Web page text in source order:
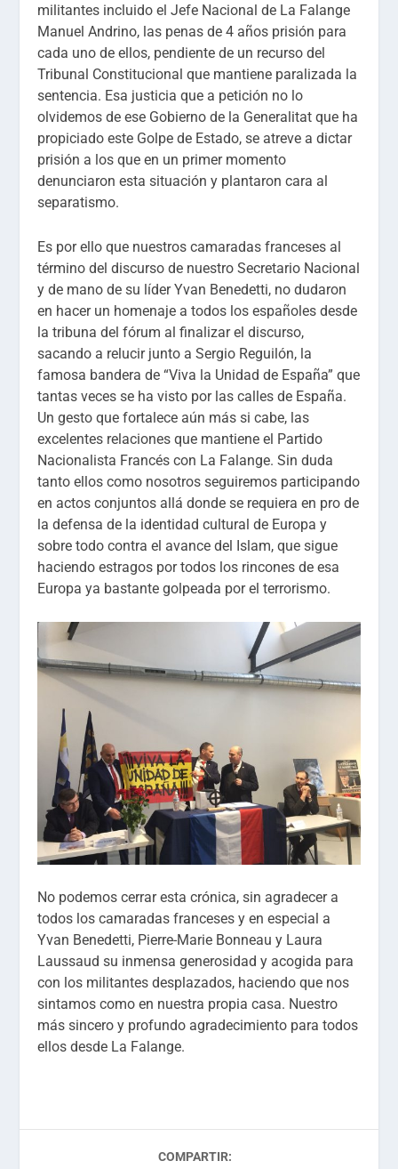
militantes incluido el Jefe Nacional de La Falange
Manuel Andrino, las penas de 4 años prisión para
cada uno de ellos, pendiente de un recurso del
Tribunal Constitucional que mantiene paralizada la
sentencia. Esa justicia que a petición no lo
olvidemos de ese Gobierno de la Generalitat que ha
propiciado este Golpe de Estado, se atreve a dictar
prisión a los que en un primer momento
denunciaron esta situación y plantaron cara al
separatismo.
Es por ello que nuestros camaradas franceses al
término del discurso de nuestro Secretario Nacional
y de mano de su líder Yvan Benedetti, no dudaron
en hacer un homenaje a todos los españoles desde
la tribuna del fórum al finalizar el discurso,
sacando a relucir junto a Sergio Reguilón, la
famosa bandera de “Viva la Unidad de España” que
tantas veces se ha visto por las calles de España.
Un gesto que fortalece aún más si cabe, las
excelentes relaciones que mantiene el Partido
Nacionalista Francés con La Falange. Sin duda
tanto ellos como nosotros seguiremos participando
en actos conjuntos allá donde se requiera en pro de
la defensa de la identidad cultural de Europa y
sobre todo contra el avance del Islam, que sigue
haciendo estragos por todos los rincones de esa
Europa ya bastante golpeada por el terrorismo.
No podemos cerrar esta crónica, sin agradecer a
todos los camaradas franceses y en especial a
Yvan Benedetti, Pierre-Marie Bonneau y Laura
Laussaud su inmensa generosidad y acogida para
con los militantes desplazados, haciendo que nos
sintamos como en nuestra propia casa. Nuestro
más sincero y profundo agradecimiento para todos
ellos desde La Falange.
COMPARTIR: